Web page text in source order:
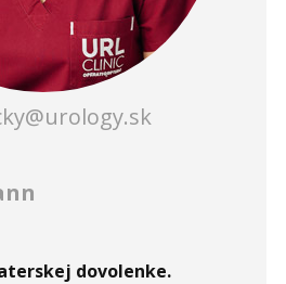
dovolenke.